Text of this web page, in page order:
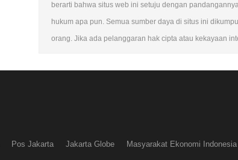
berarti bahwa situs web ini setuju dengan
hukum apa pun. Semua sumber daya di situs ini
orang. Jika ada pelanggaran hak cipta atau kekayaan
Pos Jakarta Jakarta Globe Masyarakat Ekonomi Indonesia